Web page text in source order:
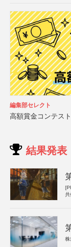
編集部セレクト
高額賞金コンテス
結果発表
共
株